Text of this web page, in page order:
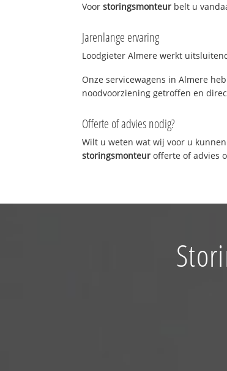
Voorstoringsmonteur belt u
Jarenlange ervaring
Loodgieter Almere werkt
Onze servicewagens in Almere
noodvoorziening getroffen en
Offerte of advies nodig?
Wilt u weten wat wij voor u
storingsmonteur offerte of advies